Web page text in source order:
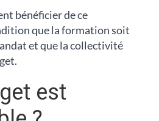
bénéficier de ce
que la formation soit
et que la collectivité
est